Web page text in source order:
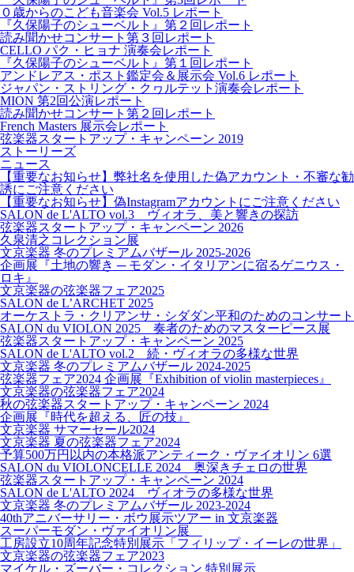
０歳からのこども音楽会 Vol.5 レポート
『久保陽子のシューベルト』第２回レポート
読み聞かせコンサート第３回レポート
CELLO パク・ヒョナ 演奏会レポート
『久保陽子のシューベルト』第１回レポート
アンドレアス・ポスト鑑定会＆展示会 Vol.6 レポート
ジャパン・ストリング・クヮルテット演奏会レポート
MION 第2回公演レポート
読み聞かせコンサート第２回レポート
French Masters 展示会レポート
弦楽器スタートアップ・キャンペーン 2019
ストーリーズ
ニュース
【重要なお知らせ】弊社名を使用した偽アカウント・不審な勧
誘にご注意ください
【重要なお知らせ】偽Instagramアカウントにご注意ください
SALON de L'ALTO vol.3 ヴィオラ、美と響きの探訪
弦楽器スタートアップ・キャンペーン 2026
久泉清之コレクション展
文京楽器 冬のプレミアムバザール 2025-2026
企画展『土地の響き ─ モダン・イタリアンに宿るゲニウス・
ロキ』
文京楽器の弦楽器フェア2025
SALON de L’ARCHET 2025
オーケストラ・クリアンサ・シダダン平和のためのコンサート
SALON du VIOLON 2025 奏者のためのマスターピース展
弦楽器スタートアップ・キャンペーン 2025
SALON de L'ALTO vol.2 続・ヴィオラの多様な世界
文京楽器 冬のプレミアムバザール 2024-2025
弦楽器フェア2024 企画展『Exhibition of violin masterpieces』
文京楽器の弦楽器フェア2024
秋の弦楽器スタートアップ・キャンペーン 2024
企画展『時代を超える、匠の技』
文京楽器 サマーセール2024
文京楽器 夏の弦楽器フェア2024
予算500万円以内の本格派アンティーク・ヴァイオリン 6選
SALON du VIOLONCELLE 2024 奥深きチェロの世界
弦楽器スタートアップ・キャンペーン 2024
SALON de L'ALTO 2024 ヴィオラの多様な世界
文京楽器 冬のプレミアムバザール 2023-2024
40thアニバーサリー・ボウ展示ツアー in 文京楽器
スーパーモダン・ヴァイオリン展
工房設立10周年記念特別展示「フィリップ・イーレの世界」
文京楽器の弦楽器フェア2023
マイケル・ズーバー・コレクション 特別展示